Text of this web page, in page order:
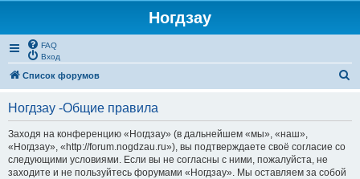
Ногдзау
FAQ
Вход
Список форумов
Ногдзау -Общие правила
Заходя на конференцию «Ногдзау» (в дальнейшем «мы», «наш»,
«Ногдзау», «http://forum.nogdzau.ru»), вы подтверждаете своё согласие со
следующими условиями. Если вы не согласны с ними, пожалуйста, не
заходите и не пользуйтесь форумами «Ногдзау». Мы оставляем за собой